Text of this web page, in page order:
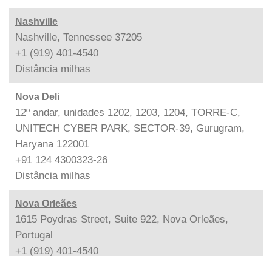
Nashville
Nashville, Tennessee 37205
+1 (919) 401-4540
Distância milhas
Nova Deli
12º andar, unidades 1202, 1203, 1204, TORRE-C,
UNITECH CYBER PARK, SECTOR-39, Gurugram,
Haryana 122001
+91 124 4300323-26
Distância milhas
Nova Orleães
1615 Poydras Street, Suite 922, Nova Orleães,
Portugal
+1 (919) 401-4540